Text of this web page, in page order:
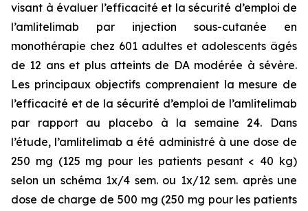
visant à évaluer l’efficacité et la sécurité d’emploi de
l’amlitelimab par injection sous-cutanée en
monothérapie chez 601 adultes et adolescents âgés
de 12 ans et plus atteints de DA modérée à sévère.
Les principaux objectifs comprenaient la mesure de
l’efficacité et de la sécurité d’emploi de l’amlitelimab
par rapport au placebo à la semaine 24. Dans
l’étude, l’amlitelimab a été administré à une dose de
250 mg (125 mg pour les patients pesant < 40 kg)
selon un schéma 1x/4 sem. ou 1x/12 sem. après une
dose de charge de 500 mg (250 mg pour les patients